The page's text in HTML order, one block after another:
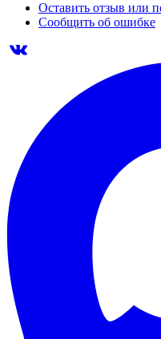
Оставить отзыв или
Сообщить об ошибке